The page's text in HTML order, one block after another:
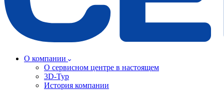
О компании
О сервисном центре в настоящем
3D-Тур
История компании